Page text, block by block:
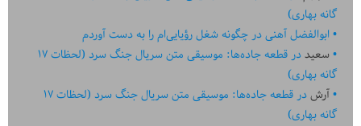
گانه بهاری)
ابوالفضل آهنیدرچگونه شغل رؤیایی‌ام را به دست آوردم
سعیددر
قطعه جاده‌ها: موسیقی متن سریال جنگ سرد (لحظات ۱۷
گانه بهاری)
آرشدر
قطعه جاده‌ها: موسیقی متن سریال جنگ سرد (لحظات ۱۷
گانه بهاری)